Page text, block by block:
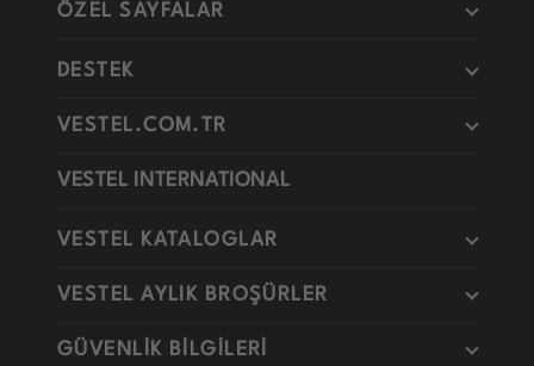
ÖZEL SAYFALAR
DESTEK
VESTEL.COM.TR
VESTEL INTERNATIONAL
VESTEL KATALOGLAR
VESTEL AYLIK BROŞÜRLER
GÜVENLİK BİLGİLERİ